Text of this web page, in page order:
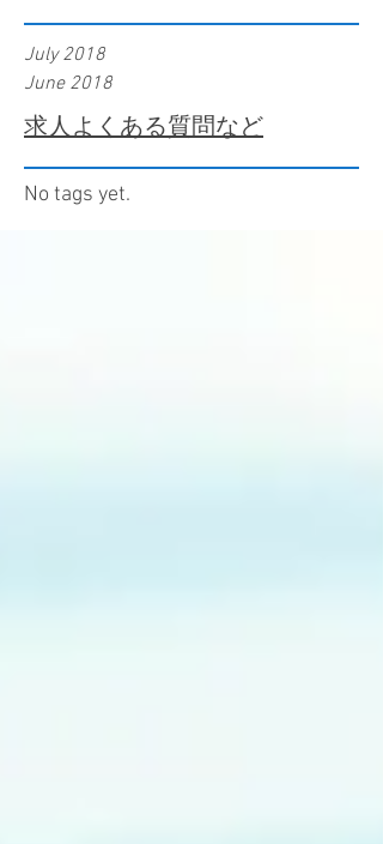
July 2018
June 2018
求人よくある質問など
No tags yet.